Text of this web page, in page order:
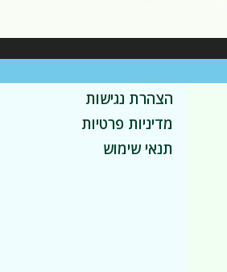
הצהרת נגישות
מדיניות פרטיות
תנאי שימוש